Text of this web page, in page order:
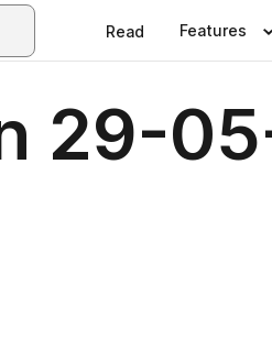
Read Features
29-